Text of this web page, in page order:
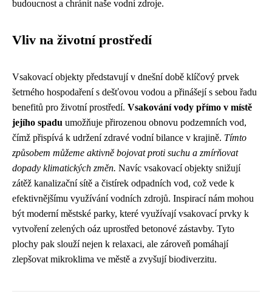
budoucnost a chránit naše vodní zdroje.
Vliv na životní prostředí
Vsakovací objekty představují v dnešní době klíčový prvek
šetrného hospodaření s dešťovou vodou a přinášejí s sebou řadu
benefitů pro životní prostředí. Vsakování vody přímo v místě
jejího spadu umožňuje přirozenou obnovu podzemních vod,
čímž přispívá k udržení zdravé vodní bilance v krajině. Tímto
způsobem můžeme aktivně bojovat proti suchu a zmírňovat
dopady klimatických změn. Navíc vsakovací objekty snižují
zátěž kanalizační sítě a čistírek odpadních vod, což vede k
efektivnějšímu využívání vodních zdrojů. Inspirací nám mohou
být moderní městské parky, které využívají vsakovací prvky k
vytvoření zelených oáz uprostřed betonové zástavby. Tyto
plochy pak slouží nejen k relaxaci, ale zároveň pomáhají
zlepšovat mikroklima ve městě a zvyšují biodiverzitu.